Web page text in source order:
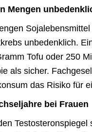
Mengen
unbedenklich.
Tofu oder 250
als sicher.
das Risiko für
bei Frauen
Testosteronspiegel